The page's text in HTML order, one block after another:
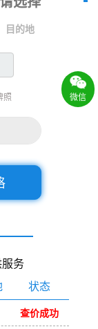
目的地
照
务
状态
查价成功
微信